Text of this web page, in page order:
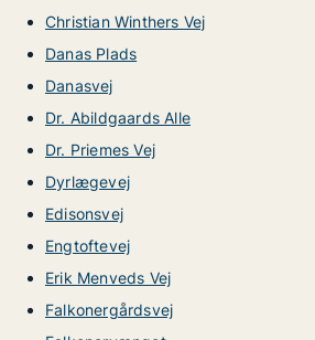
Christian Winthers Vej
Danas Plads
Danasvej
Dr. Abildgaards Alle
Dr. Priemes Vej
Dyrlægevej
Edisonsvej
Engtoftevej
Erik Menveds Vej
Falkonergårdsvej